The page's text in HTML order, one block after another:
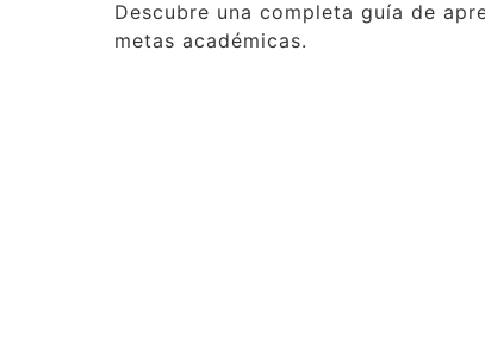
Descubre una completa guía de
metas académicas.